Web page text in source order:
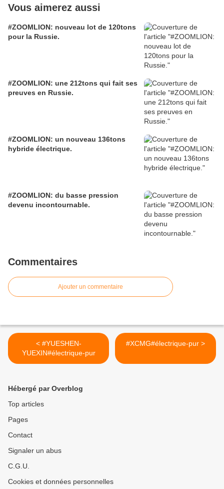
Vous aimerez aussi
#ZOOMLION: nouveau lot de 120tons
pour la Russie.
#ZOOMLION: une 212tons qui fait ses
preuves en Russie.
#ZOOMLION: un nouveau 136tons
hybride électrique.
#ZOOMLION: du basse pression
devenu incontournable.
Commentaires
Ajouter un commentaire
< #YUESHEN-
YUEXIN#électrique-pur
#XCMG#électrique-pur >
Hébergé par Overblog
Top articles
Pages
Contact
Signaler un abus
C.G.U.
Cookies et données personnelles